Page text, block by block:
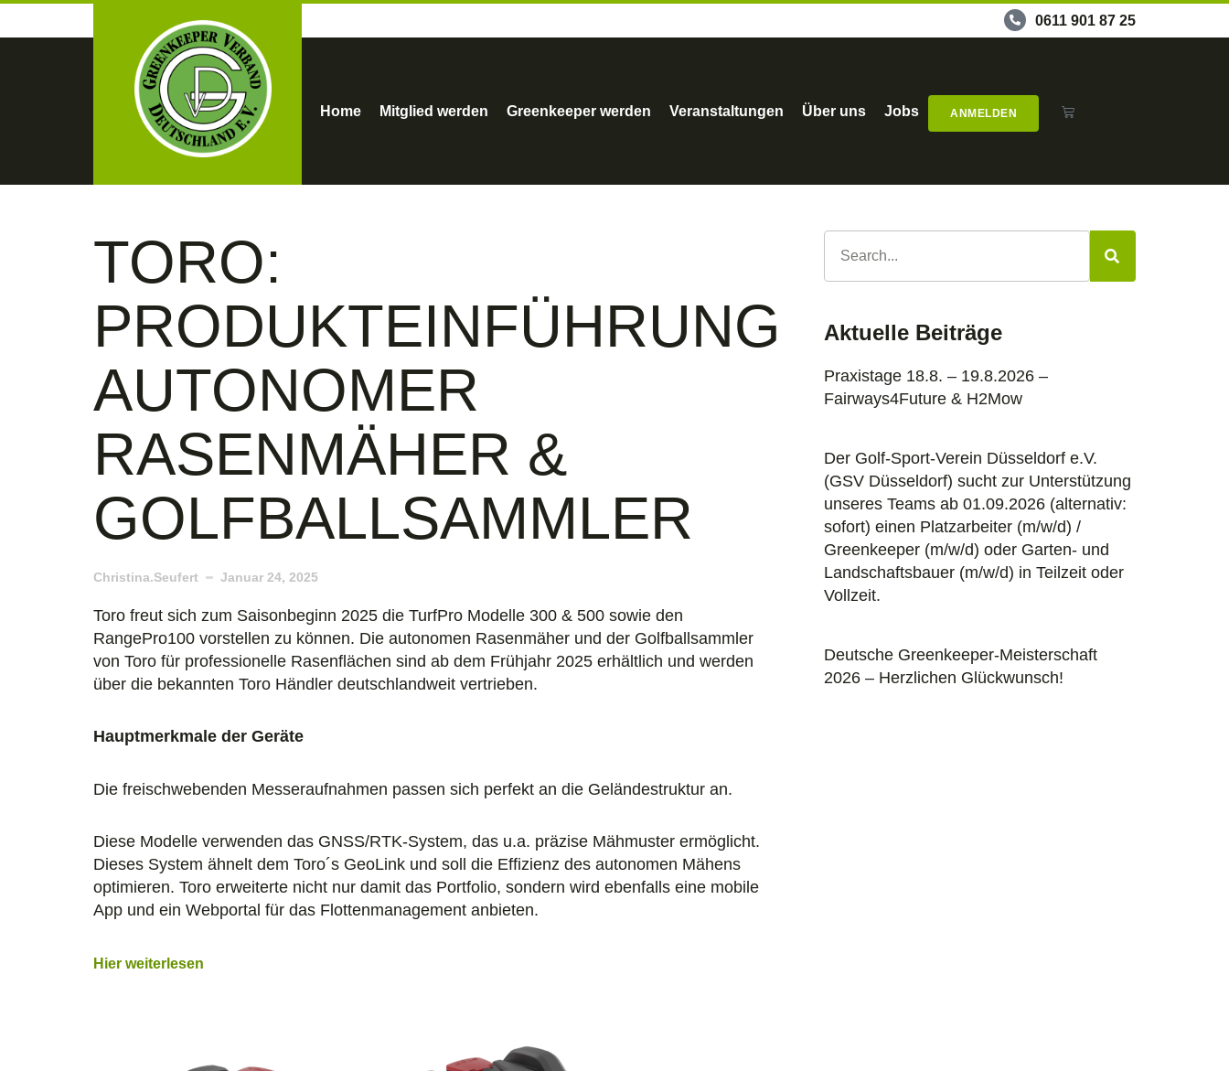
0611 901 87 25
Home Mitglied werden Greenkeeper werden Veranstaltungen Über uns Jobs ANMELDEN
TORO:
PRODUKTEINFÜHRUNG
AUTONOMER
RASENMÄHER &
GOLFBALLSAMMLER
Christina.seufert Januar 24, 2025
Toro freut sich zum Saisonbeginn 2025 die TurfPro Modelle 300 & 500 sowie den
RangePro100 vorstellen zu können. Die autonomen Rasenmäher und der Golfballsammler
von Toro für professionelle Rasenflächen sind ab dem Frühjahr 2025 erhältlich und werden
über die bekannten Toro Händler deutschlandweit vertrieben.
Hauptmerkmale der Geräte
Die freischwebenden Messeraufnahmen passen sich perfekt an die Geländestruktur an.
Diese Modelle verwenden das GNSS/RTK-System, das u.a. präzise Mähmuster ermöglicht.
Dieses System ähnelt dem Toro´s GeoLink und soll die Effizienz des autonomen Mähens
optimieren. Toro erweiterte nicht nur damit das Portfolio, sondern wird ebenfalls eine mobile
App und ein Webportal für das Flottenmanagement anbieten.
Hier weiterlesen
Aktuelle Beiträge
Praxistage 18.8. – 19.8.2026 –
Fairways4Future & H2Mow
Der Golf-Sport-Verein Düsseldorf e.V.
(GSV Düsseldorf) sucht zur Unterstützung
unseres Teams ab 01.09.2026 (alternativ:
sofort) einen Platzarbeiter (m/w/d) /
Greenkeeper (m/w/d) oder Garten- und
Landschaftsbauer (m/w/d) in Teilzeit oder
Vollzeit.
Deutsche Greenkeeper-Meisterschaft
2026 – Herzlichen Glückwunsch!